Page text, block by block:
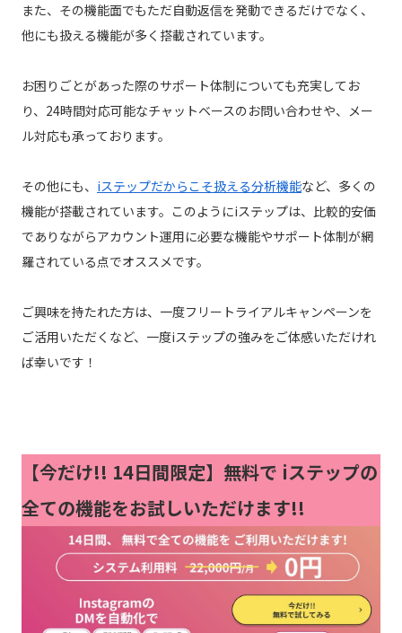
また、その機能面でもただ自動返信を発動できるだけでなく、
他にも扱える機能が多く搭載されています。
お困りごとがあった際のサポート体制についても充実してお
り、24時間対応可能なチャットベースのお問い合わせや、メー
ル対応も承っております。
その他にも、 iステップだからこそ扱える分析機能など、多くの
機能が搭載されています。このようにiステップは、比較的安価
でありながらアカウント運用に必要な機能やサポート体制が網
羅されている点でオススメです。
ご興味を持たれた方は、一度フリートライアルキャンペーンを
ご活用いただくなど、一度iステップの強みをご体感いただけれ
ば幸いです！
【今だけ!! 14日間限定】無料で iステップの
全ての機能をお試しいただけます!!